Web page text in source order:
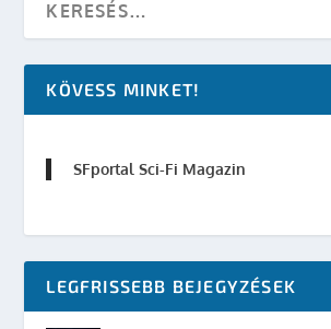
KÖVESS MINKET!
SFportal Sci-Fi Magazin
LEGFRISSEBB BEJEGYZÉSEK